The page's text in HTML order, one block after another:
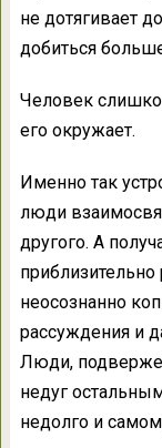
не дотягивает
добиться
Человек
его окружает.
Именно так
люди
другого. А
неосознанно
рассуждения и
Люди,
недуг
недолго и